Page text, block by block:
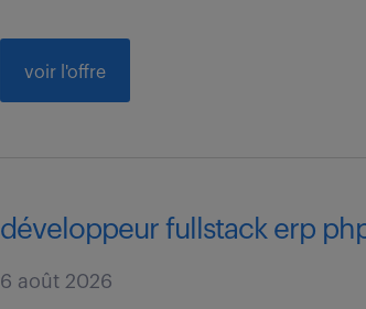
voir l'offre
développeur fullstack erp
6 août 2026